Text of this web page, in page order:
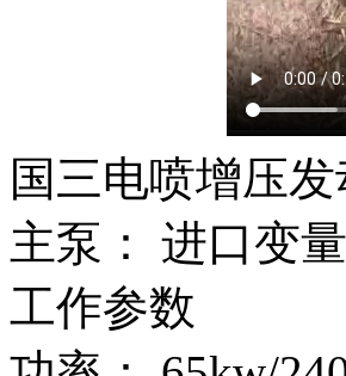
国三电喷增压
主泵： 进口变
工作参数